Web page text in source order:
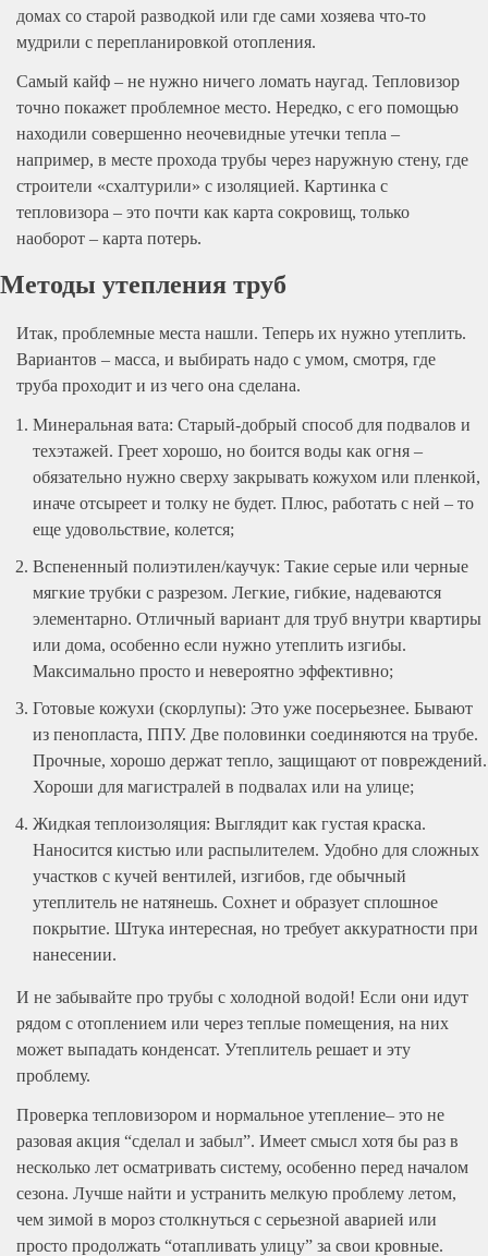
домах со старой разводкой или где сами хозяева что-то
мудрили с перепланировкой отопления.
Самый кайф – не нужно ничего ломать наугад. Тепловизор
точно покажет проблемное место. Нередко, с его помощью
находили совершенно неочевидные утечки тепла –
например, в месте прохода трубы через наружную стену, где
строители «схалтурили» с изоляцией. Картинка с
тепловизора – это почти как карта сокровищ, только
наоборот – карта потерь.
Методы утепления труб
Итак, проблемные места нашли. Теперь их нужно утеплить.
Вариантов – масса, и выбирать надо с умом, смотря, где
труба проходит и из чего она сделана.
Минеральная вата: Старый-добрый способ для подвалов и
техэтажей. Греет хорошо, но боится воды как огня –
обязательно нужно сверху закрывать кожухом или пленкой,
иначе отсыреет и толку не будет. Плюс, работать с ней – то
еще удовольствие, колется;
Вспененный полиэтилен/каучук: Такие серые или черные
мягкие трубки с разрезом. Легкие, гибкие, надеваются
элементарно. Отличный вариант для труб внутри квартиры
или дома, особенно если нужно утеплить изгибы.
Максимально просто и невероятно эффективно;
Готовые кожухи (скорлупы): Это уже посерьезнее. Бывают
из пенопласта, ППУ. Две половинки соединяются на трубе.
Прочные, хорошо держат тепло, защищают от повреждений.
Хороши для магистралей в подвалах или на улице;
Жидкая теплоизоляция: Выглядит как густая краска.
Наносится кистью или распылителем. Удобно для сложных
участков с кучей вентилей, изгибов, где обычный
утеплитель не натянешь. Сохнет и образует сплошное
покрытие. Штука интересная, но требует аккуратности при
нанесении.
И не забывайте про трубы с холодной водой! Если они идут
рядом с отоплением или через теплые помещения, на них
может выпадать конденсат. Утеплитель решает и эту
проблему.
Проверка тепловизором и нормальное утепление– это не
разовая акция “сделал и забыл”. Имеет смысл хотя бы раз в
несколько лет осматривать систему, особенно перед началом
сезона. Лучше найти и устранить мелкую проблему летом,
чем зимой в мороз столкнуться с серьезной аварией или
просто продолжать “отапливать улицу” за свои кровные.